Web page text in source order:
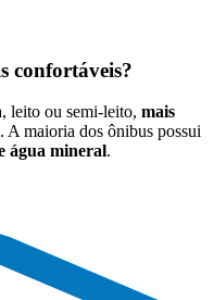
confortáveis?
leito ou semi-leito, mais
. A maioria dos ônibus possui
água mineral.